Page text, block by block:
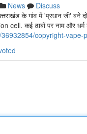
News
Discuss
उत्तराखंड के गांव में 'प्रधान
कई ढाबों पर नाम और धर्म
copyright-vape-